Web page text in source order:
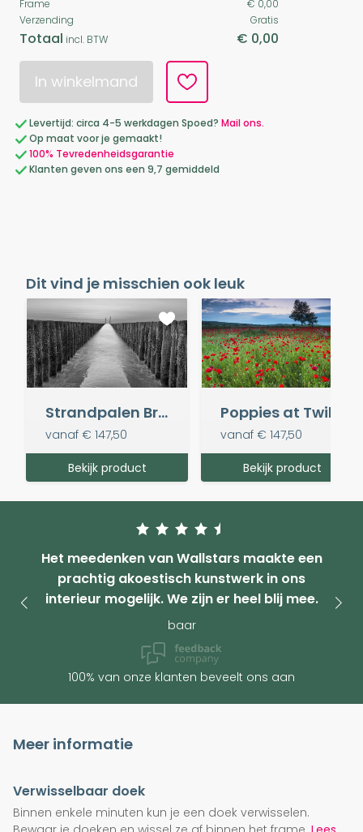
Frame
€ 0,00
Verzending
Gratis
Totaal incl. BTW € 0,00
In winkelmand
Levertijd: circa 4-5 werkdagen Spoed? Mail ons.
Op maat voor je gemaakt!
100% Tevredenheidsgarantie
Klanten geven ons een 9,7 gemiddeld
Dit vind je misschien ook leuk
Strandpalen Breskens
vanaf € 147,50
Bekijk product
vanaf € 147,50
Bekijk product
Het meedenken van Wallstars maakte een
prachtig akoestisch kunstwerk in ons
interieur mogelijk. We zijn er heel blij mee.
baar
100% van onze klanten beveelt ons aan
Meer informatie
Verwisselbaar doek
Binnen enkele minuten kun je een doek verwisselen.